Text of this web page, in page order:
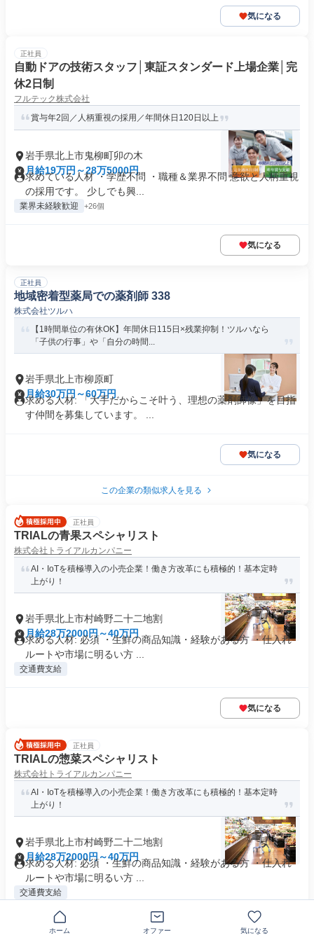
気になる
正社員
自動ドアの技術スタッフ│東証スタンダード上場企業│完
休2日制
フルテック株式会社
賞与年2回／人柄重視の採用／年間休日120日以上
岩手県北上市鬼柳町卯の木
月給19万円～28万5000円
求めている人材 ・学歴不問 ・職種＆業界不問 意欲と人柄重視
の採用です。 少しでも興...
業界未経験歓迎 +26個
気になる
正社員
地域密着型薬局での薬剤師 338
株式会社ツルハ
【1時間単位の有休OK】年間休日115日×残業抑制！ツルハなら
「子供の行事」や「自分の時間...
岩手県北上市柳原町
月給30万円～60万円
求める人材: 「大手だからこそ叶う、理想の薬剤師像」を目指
す仲間を募集しています。 ...
気になる
この企業の類似求人を見る
正社員
TRIALの青果スペシャリスト
株式会社トライアルカンパニー
AI・IoTを積極導入の小売企業！働き方改革にも積極的！基本定時
上がり！
岩手県北上市村崎野二十二地割
月給28万2000円～40万円
求める人材: 必須 ・生鮮の商品知識・経験がある方 ・仕入れ
ルートや市場に明るい方 ...
交通費支給
気になる
正社員
TRIALの惣菜スペシャリスト
株式会社トライアルカンパニー
AI・IoTを積極導入の小売企業！働き方改革にも積極的！基本定時
上がり！
岩手県北上市村崎野二十二地割
月給28万2000円～40万円
求める人材: 必須 ・生鮮の商品知識・経験がある方 ・仕入れ
ルートや市場に明るい方 ...
交通費支給
気になる
ホーム オファー 気になる